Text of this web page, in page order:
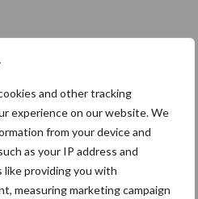
and other tracking
experience on our website. We
from your device and
as your IP address and
like providing you with
measuring marketing campaign
Stikstof